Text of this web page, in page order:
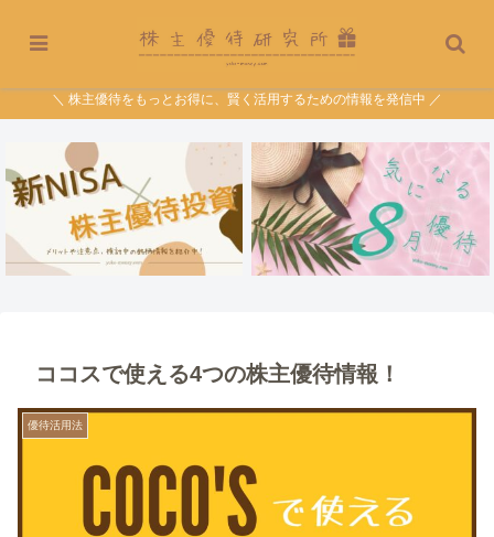
＼ 株主優待をもっとお得に、賢く活用するための情報を発信中 ／
ココスで使える4つの株主優待情報！
優待活用法